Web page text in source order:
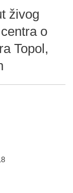
živog
o
Topol,